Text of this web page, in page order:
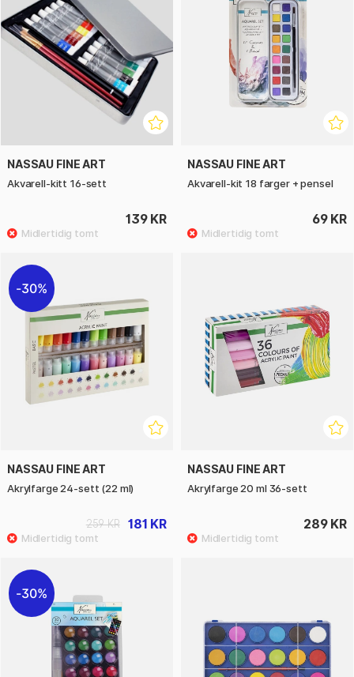
NASSAU FINE ART
Akvarell-kitt 16-sett
139 KR
NASSAU FINE ART
Akvarell-kit 18 farger + pensel
69 KR
30%
NASSAU FINE ART
Akrylfarge 24-sett (22 ml)
181 KR
259 KR
NASSAU FINE ART
Akrylfarge 20 ml 36-sett
289 KR
30%